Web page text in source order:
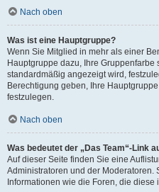
Nach oben
Was ist eine Hauptgruppe?
Wenn Sie Mitglied in mehr als einer
Hauptgruppe dazu, Ihre
standardmäßig angezeigt wird,
Berechtigung geben, Ihre
festzulegen.
Nach oben
Was bedeutet der „Das Team“-Link
Auf dieser Seite finden Sie eine
Administratoren und der Moderatoren.
Informationen wie die Foren, die